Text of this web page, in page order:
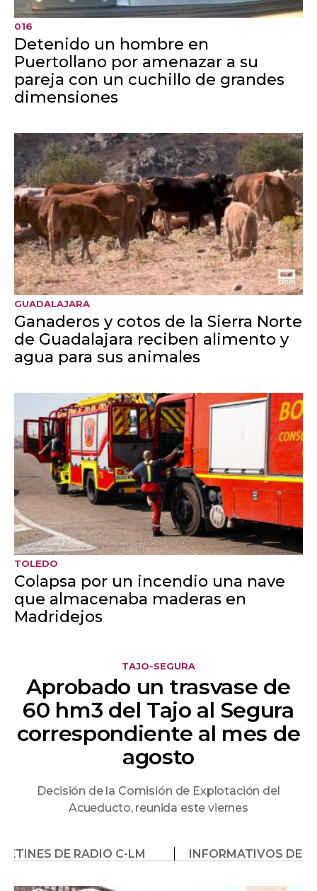
Aprobado un trasvase de
60 hm3 del Tajo al Segura
correspondiente al mes de
agosto
Acueducto, reunida este viernes
DE RADIO C-LM INFORMATIVOS DE
Comienza la vuelta ciclista a
Castilla-La Mancha
CIUDAD REAL
pintan de añil sus fachadas